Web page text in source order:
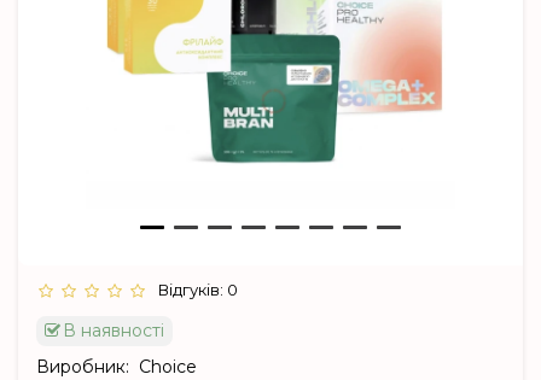
Відгуків: 0
В наявності
Виробник: Choice